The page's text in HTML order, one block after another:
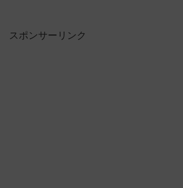
スポンサーリンク